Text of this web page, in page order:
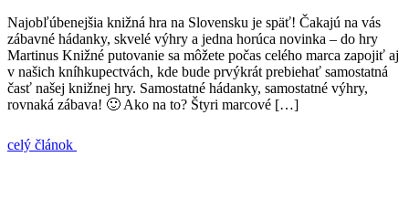
Najobľúbenejšia knižná hra na Slovensku je späť! Čakajú na vás
zábavné hádanky, skvelé výhry a jedna horúca novinka – do hry
Martinus Knižné putovanie sa môžete počas celého marca zapojiť aj
v našich kníhkupectvách, kde bude prvýkrát prebiehať samostatná
časť našej knižnej hry. Samostatné hádanky, samostatné výhry,
rovnaká zábava! 🙂 Ako na to? Štyri marcové […]
celý článok